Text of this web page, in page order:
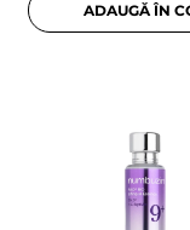
ADAUGĂ ÎN